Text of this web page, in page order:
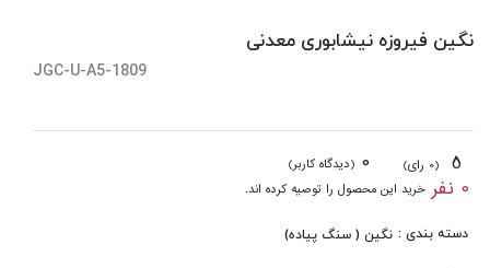
نگین فیروزه نیشابوری معدنی
JGC-U-A5-1809
(0 رای) 0 (دیدگاه کاربر)
0 نفر خرید این محصول را توصیه کرده اند.
دسته بندی : نگین ( سنگ پیاده)